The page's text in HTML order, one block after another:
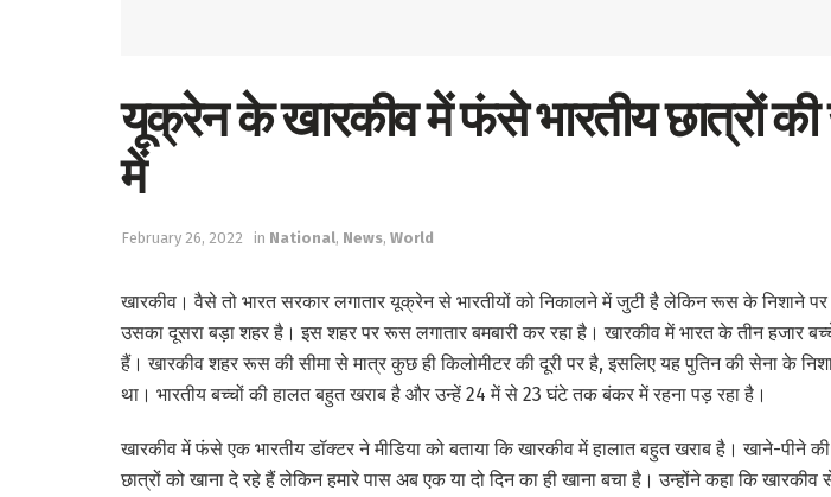
यूक्रेन के खारकीव में फंसे भारतीय छात्रों
में
February 26, 2022 in National, News, World
खारकीव। वैसे तो भारत सरकार लगातार यूक्रेन से भारतीयों को निकालने में जुटी है लेकिन रूस के निशाने पर
उसका दूसरा बड़ा शहर है। इस शहर पर रूस लगातार बमबारी कर रहा है। खारकीव में भारत के तीन हजार
हैं। खारकीव शहर रूस की सीमा से मात्र कुछ ही किलोमीटर की दूरी पर है, इसलिए यह पुतिन की सेना के
था। भारतीय बच्चों की हालत बहुत खराब है और उन्हें 24 में से 23 घंटे तक बंकर में रहना पड़ रहा है।
खारकीव में फंसे एक भारतीय डॉक्टर ने मीडिया को बताया कि खारकीव में हालात बहुत खराब है। खाने-पीने
छात्रों को खाना दे रहे हैं लेकिन हमारे पास अब एक या दो दिन का ही खाना बचा है। उन्होंने कहा कि खारकीव